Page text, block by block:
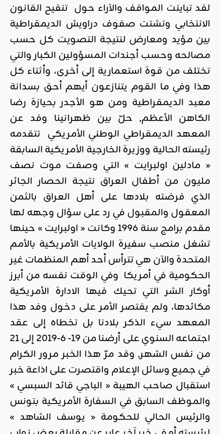
لقد تباينت المواقف والآراء حول تنقيح القانون
الانتخابي وتشتت صفوف دراويش الديمقراطية
بين مؤيد ومعارض لنتيجة التصويت كل حسب
مصالحه وحسب أجندات المسؤولين الكبار والتي
تختلف من قوة استعمارية إلى أخرى، وأثناء كل
هذا وفي ما القوم يتنازعون أيهم أحق بسدانة
معبد الديمقراطية ومن هو الأجدر بحيازة رضا
الكاهن الأعظم, حلّ بين ظهرانينا وفد عن
المعهد الديمقراطي الوطني الأمريكي تتقدمه
رئيسته الحالية ووزيرة الخارجية الأمريكية السابقة
« مادلين اولبرايت » التي وصفت موت نصف
مليون من أطفال العراق نتيجة الحصار الجائر
الذي فرضته بلادها على أهل العراق بالثمن
المعقول والمقبول في رد على سؤال وجهه لها
مقدم برامج سنة 1996 وكانت « اولبرايت » حينها
تشغل منصب سفيرة الولايات الأمريكية بالأمم
المتحدة والآن هي تترأس أحد أهم المنظمات غير
الحكومية في أمريكا وفي الوقت نفسه من أبرز
أوكار الشر التي تحيك فيها الادارة الأمريكية
مكائدها، ولم يقتصر الأمر على دخول وفد هذا
المعهد سيء الذكر بلادنا بل تخطاه إلى عقد
اجتماعه السنوي على أرضنا من 19- 6-2019 إلى 21
من نفس الشهر, وقد مرّ هذا الخبر مرور الكرام
في جميع وسائل الإعلام واقتصرت على اذاعة خبر
استقبال صاحب الهيبة « الباجي قائد السبسي »
والموظف السابق في السفارة الأمريكية بتونس
والرئيس الحالي للحكومة « يوسف الشاهد »